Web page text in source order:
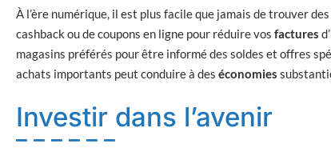
À l’ère numérique, il est plus facile que jamais de trouver des
cashback ou de coupons en ligne pour réduire vos factures
magasins préférés pour être informé des soldes et offres
achats importants peut conduire à des économies
Investir dans l’avenir